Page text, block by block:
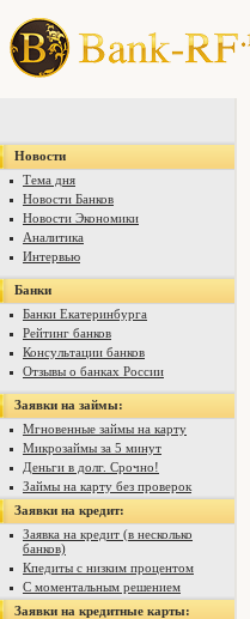
Новости
Тема дня
Новости Банков
Новости Экономики
Аналитика
Интервью
Банки
Банки Екатеринбурга
Рейтинг банков
Консультации банков
Отзывы о банках России
Заявки на займы:
Мгновенные займы на карту
Микрозаймы за 5 минут
Деньги в долг. Срочно!
Займы на карту без проверок
Заявки на кредит:
Заявка на кредит (в несколько
банков)
Кпедиты с низким процентом
С моментальным решением
Заявки на кредитные карты: